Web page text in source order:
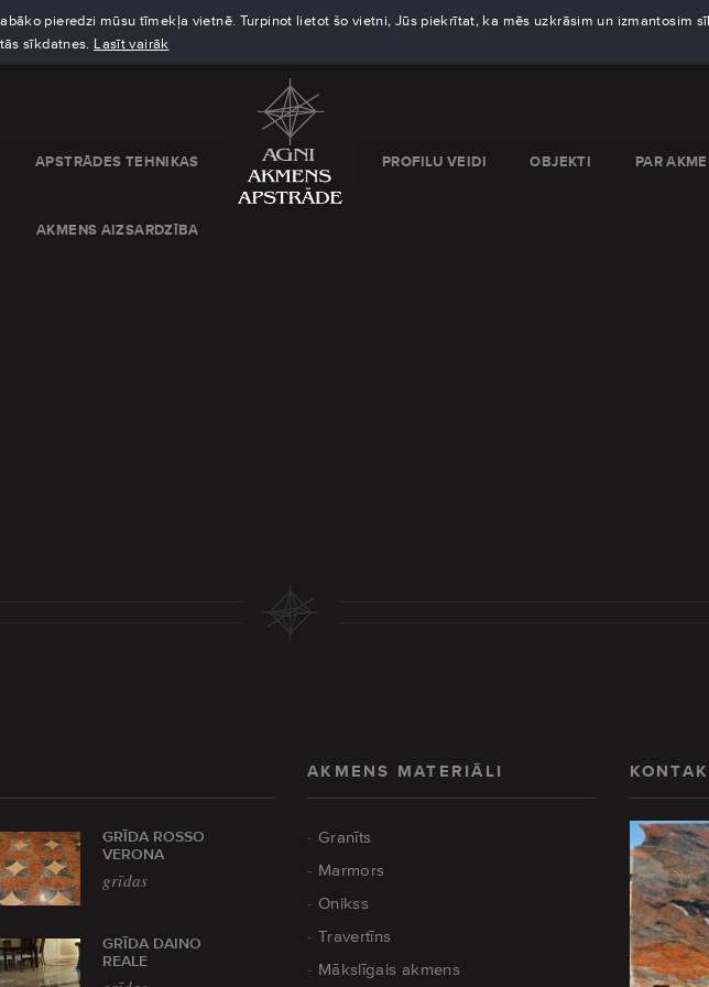
pieredzi mūsu tīmekļa vietnē. Turpinot lietot šo vietni, Jūs piekrītat, ka mēs uzkrāsim un izmantosim
sīkdatnes. Lasīt vairāk
APSTRĀDES TEHNIKAS
AKMENS AIZSARDZĪBA
PROFILU VEIDI OBJEKTI PAR
GRĪDA ROSSO
VERONA
grīdas
GRĪDA DAINO
REALE
AKMENS MATERIĀLI
Granīts
Marmors
Onikss
Travertīns
Mākslīgais akmens